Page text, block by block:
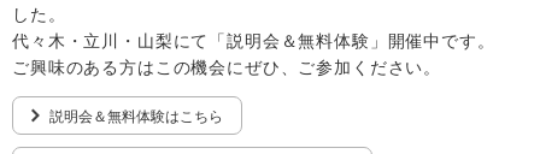
した。
代々木・立川・山梨にて「説明会＆無料体験」開催中です。
ご興味のある方はこの機会にぜひ、ご参加ください。
説明会＆無料体験はこちら